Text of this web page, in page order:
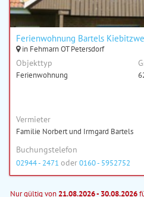
Ferienwohnung Bartels
in Fehmarn OT Petersdorf
Objekttyp
Ferienwohnung
Vermieter
Familie Norbert und Irmgard Bartels
Buchungstelefon
02944 - 2471 oder0160 - 5952752
Nur gültig von21.08.2026 - 30.08.2026